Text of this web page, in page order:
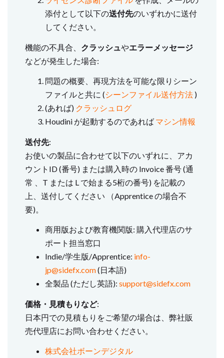
添付として以下の送付先のいずれかに送付
してください。
機能の不具合、 クラッシュやエラーメッセージ
などが発生した場合:
問題の概要、再現方法を可能な限りシーン
ファイルと共に (シーンファイル送付方法 )
(あれば) クラッシュログ
Houdini が起動するのであれば マシン情報
送付先:
お使いの製品に合わせて以下のいずれに、アカ
ウントID (番号) または購入時の Invoice 番号 (通
常 、T または L で始まる5桁の番号) を記載の
上、送付してください （Apprentice の場合不
要)。
商用版および教育機関版: 購入代理店のサ
ポート担当窓口
Indie/学生版/Apprentice: info-
jp@sidefx.com(日本語)
全製品 (ただし英語):support@sidefx.com
価格・見積もりなど:
日本円での見積もりをご希望の場合は、弊社販
売代理店にお問い合わせください。
株式会社ボーンデジタル